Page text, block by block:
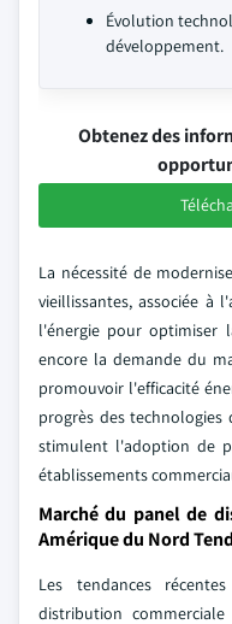
Évolution
développement.
Obtenez des
La nécessité de
vieillissantes, associée à
l'énergie pour optimiser
encore la demande du
promouvoir l'efficacité
progrès des
stimulent l'adoption de
établissements
Marché du panel de
Amérique du Nord
Les tendances
distribution